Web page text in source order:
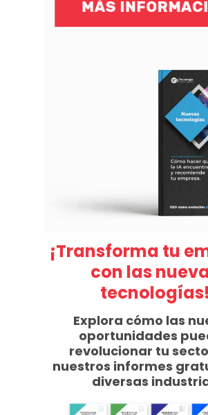
¡Transforma tu
con las
tecnologías!
Explora cómo las
oportunidades
revolucionar tu
nuestros informes
diversas